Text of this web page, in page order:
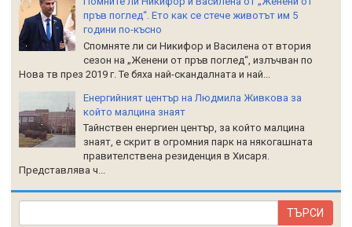
пръв поглед“. Ето как се стече животът им 5
години по-късно
Спомняте ли си Никифор и Василена от втория
сезон на „Женени от пръв поглед“, излъчван по
Нова тв през 2019 г. Те бяха най-скандалната и най...
Енергийният център на Людмила Живкова за
който малцина знаят
Тайнствен енергиен център, за който малцина
знаят, е скрит в огромния парк на някогашната
правителствена резиденция в Хисаря.
Представлява ч...